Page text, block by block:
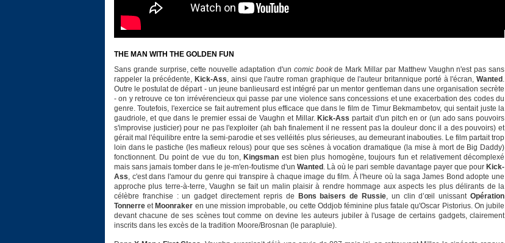
THE MAN WITH THE GOLDEN FUN
Sans grande surprise, cette nouvelle adaptation d'un comic bookde Mark Millar par Matthew Vaughn n'est pas sans
rappeler la précédente, Kick-Ass, ainsi que l'autre roman graphique de l'auteur britannique porté à l'écran,Wanted .
Outre le postulat de départ - un jeune banlieusard est intégré par un mentor gentleman dans une organisation secrète
- on y retrouve ce ton irrévérencieux qui passe par une violence sans concessions et une exacerbation des codes du
genre. Toutefois, l'exercice se fait autrement plus efficace que dans le film de Timur Bekmambetov, qui sentait juste la
gaudriole, et que dans le premier essai de Vaughn et Millar. Kick-Ass partait d'un pitch en or (un ado sans pouvoirs
s'improvise justicier) pour ne pas l'exploiter (ah bah finalement il ne ressent pas la douleur donc il a des pouvoirs) et
gérait mal l'équilibre entre la semi-parodie et ses velléités plus sérieuses, au demeurant inabouties. Le film partait trop
loin dans le pastiche (les mafieux relous) pour que ses scènes à vocation dramatique (la mise à mort de Big Daddy)
fonctionnent. Du point de vue du ton, Kingsman est bien plus homogène, toujours fun et relativement décomplexé
mais sans jamais tomber dans le je-m'en-foutisme d'un Wanted . Là où le pari semble davantage payer que pour Kick-
Ass, c'est dans l'amour du genre qui transpire à chaque image du film. À l'heure où la saga James Bond adopte une
approche plus terre-à-terre, Vaughn se fait un malin plaisir à rendre hommage aux aspects les plus délirants de la
célèbre franchise : un gadget directement repris de
Bons baisers de Russie, un clin d’œil unissant Opération
Tonnerre et Moonraker en une mission improbable, ou cette Oddjob féminine plus fatale qu'Oscar Pistorius. On jubile
devant chacune de ses scènes tout comme on devine les auteurs jubiler à l'usage de certains gadgets, clairement
inscrits dans les excès de la tradition Moore/Brosnan (le parapluie).